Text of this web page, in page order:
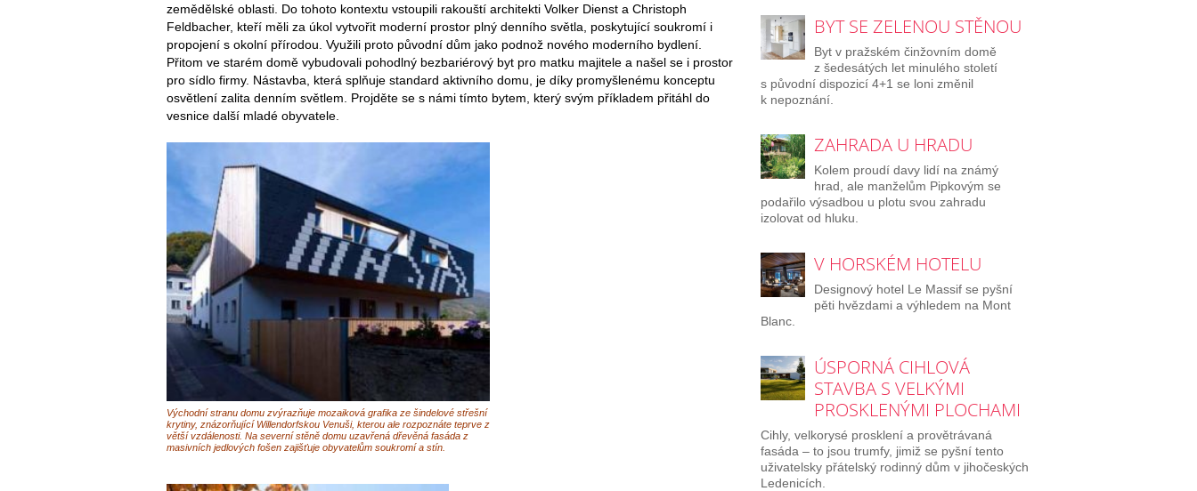
zemědělské oblasti. Do tohoto kontextu vstoupili rakouští architekti Volker Dienst a Christoph
Feldbacher, kteří měli za úkol vytvořit moderní prostor plný denního světla, poskytující soukromí i
propojení s okolní přírodou. Využili proto původní dům jako podnož nového moderního bydlení.
Přitom ve starém domě vybudovali pohodlný bezbariérový byt pro matku majitele a našel se i prostor
pro sídlo firmy. Nástavba, která splňuje standard aktivního domu, je díky promyšlenému konceptu
osvětlení zalita denním světlem. Projděte se s námi tímto bytem, který svým příkladem přitáhl do
vesnice další mladé obyvatele.
Východní stranu domu zvýrazňuje mozaiková grafika ze šindelové střešní
krytiny, znázorňující Willendorfskou Venuši, kterou ale rozpoznáte teprve z
větší vzdálenosti. Na severní stěně domu uzavřená dřevěná fasáda z
masivních jedlových fošen zajišťuje obyvatelům soukromí a stín.
BYT SE ZELENOU STĚNOU
Byt v pražském činžovním domě
z šedesátých let minulého století
s původní dispozicí 4+1 se loni změnil
k nepoznání.
ZAHRADA U HRADU
Kolem proudí davy lidí na známý
hrad, ale manželům Pipkovým se
podařilo výsadbou u plotu svou zahradu
izolovat od hluku.
V HORSKÉM HOTELU
Designový hotel Le Massif se pyšní
pěti hvězdami a výhledem na Mont
Blanc.
ÚSPORNÁ CIHLOVÁ
STAVBA S VELKÝMI
PROSKLENÝMI PLOCHAMI
Cihly, velkorysé prosklení a provětrávaná
fasáda – to jsou trumfy, jimiž se pyšní tento
uživatelsky přátelský rodinný dům v jihočeských
Ledenicích.